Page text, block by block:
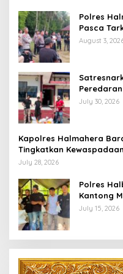
Polres
Pasca
Dilakukan
August 3,
Kantong
July 30, 2026
Kapolres Halmahera
Tingkatkan
July 28, 2026
Polres
Kantong
July 15, 2026